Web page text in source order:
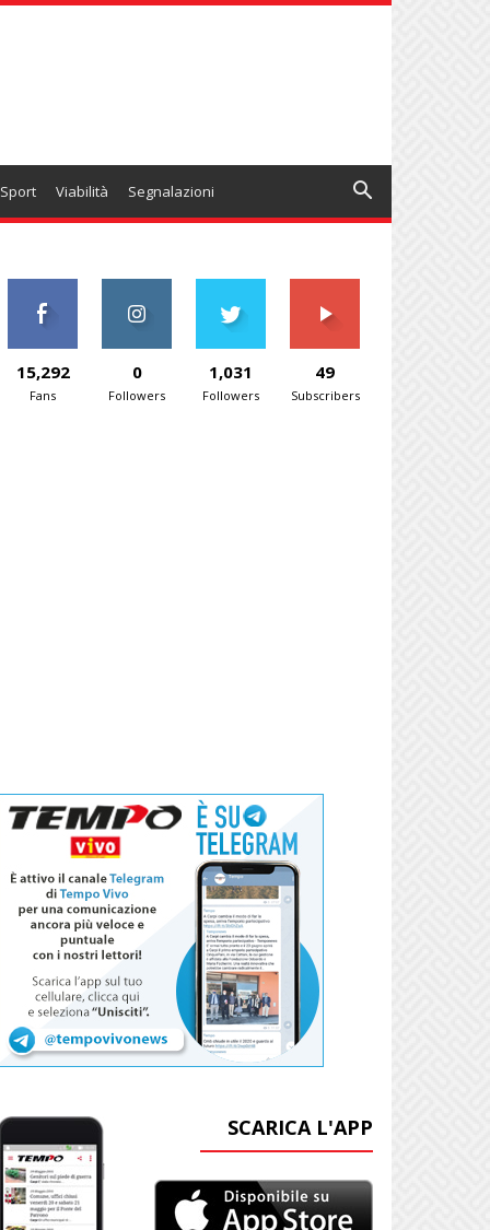
Sport Viabilità Segnalazioni
15,292
Fans
0
Followers
1,031
Followers
49
Subscribers
SCARICA L'APP